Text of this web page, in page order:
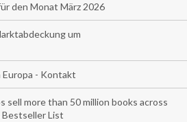
den Monat März 2026
um
- Kontakt
sell more than 50 million books across
Bestseller List